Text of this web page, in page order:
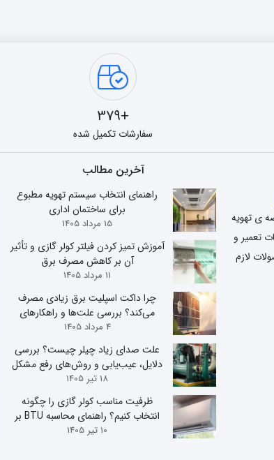
+379
سفارشات تکمیل شده
ره آورد٬ در عرصه ی تهویه
تعمیر و
لازم
آخرین مطالب
راهنمای انتخاب سیستم تهویه مطبوع
برای ساختمان اداری
15 مرداد 1405
آموزش تمیز کردن فیلتر کولر گازی و تأثیر
آن بر کاهش مصرف برق
11 مرداد 1405
چرا داکت اسپلیت برق زیادی مصرف
می‌کند؟ بررسی علت‌ها و راهکارهای
کاهش مصرف
4 مرداد 1405
علت صدای زیاد چیلر چیست؟ بررسی
دلایل، عیب‌یابی و روش‌های رفع مشکل
18 تیر 1405
ظرفیت مناسب کولر گازی را چگونه
انتخاب کنیم؟ راهنمای محاسبه BTU بر
اساس متراژ
10 تیر 1405